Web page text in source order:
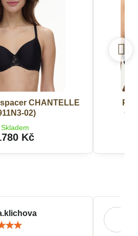
CHANTELLE
02)
Skladem
Kč